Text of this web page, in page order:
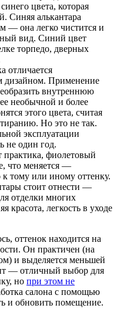
цвета, которая
Синяя алькантара
— она легко чистится и
вид. Синий цвет
торпедо, дверных
отличается
дизайном. Применение
внутреннюю
необычной и более
этого цвета, считая
Но это не так.
эксплуатации
не один год.
фиолетовый
что меняется —
тому или иному оттенку.
стоит отнести —
отделки многих
красота, легкость в уходе
оттенок находится на
Он практичен (на
и выделяется меньшей
— отличный выбор для
но при этом не
салона с помощью
и обновить помещение.